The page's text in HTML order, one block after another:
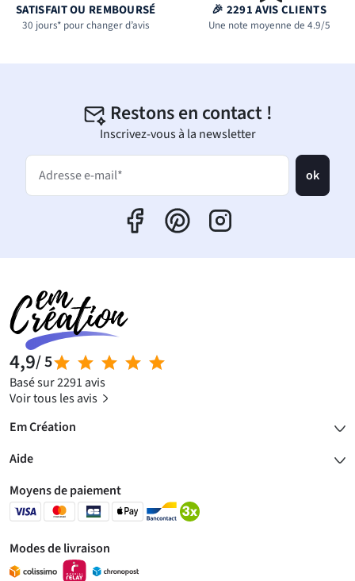
SATISFAIT OU REMBOURSÉ
30 jours* pour changer d’avis
🎉 2291 AVIS CLIENTS
Une note moyenne de 4.9/5
Restons en contact !
Inscrivez-vous à la newsletter
Adresse e-mail* ok
4,9/ 5
Basé sur 2291 avis
Voir tous les avis
Em Création
Aide
Moyens de paiement
Modes de livraison